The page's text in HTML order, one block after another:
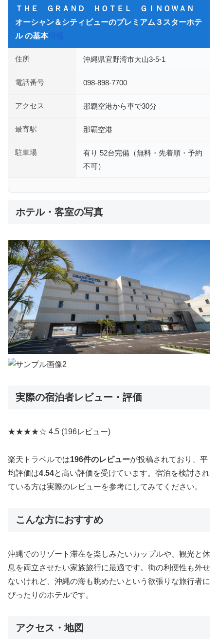
ＴＨＥ ＧＲＡＮＤ ＨＯＴＥＬ ＧＩＮＯＷＡＮ
オーシャン＆シティビューのプレミアム３スターホテ
ル の基本情報
住所 沖縄県宜野湾市大山3-5-1
電話番号 098-898-7700
アクセス 那覇空港から車で30分
最寄駅 那覇空港
駐車場
有り 52台完備（無料・先着順・予約
不可）
ホテル・客室の写真
実際の宿泊者レビュー・評価
★★★★☆ 4.5 (196レビュー)
楽天トラベルでは196件のレビューが投稿されており、平
均評価は4.54と高い評価を受けています。宿泊を検討され
ている方は実際のレビューを参考にしてみてください。
こんな方におすすめ
沖縄でのリゾート滞在を楽しみたいカップルや、観光と休
息を両立させたい家族旅行に最適です。街の利便性も外せ
ないけれど、沖縄の海も眺めたいという欲張りな旅行者に
ぴったりのホテルです。
アクセス・地図